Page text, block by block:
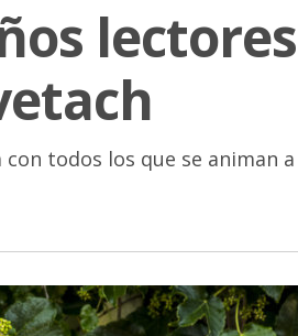
todos los que se animan